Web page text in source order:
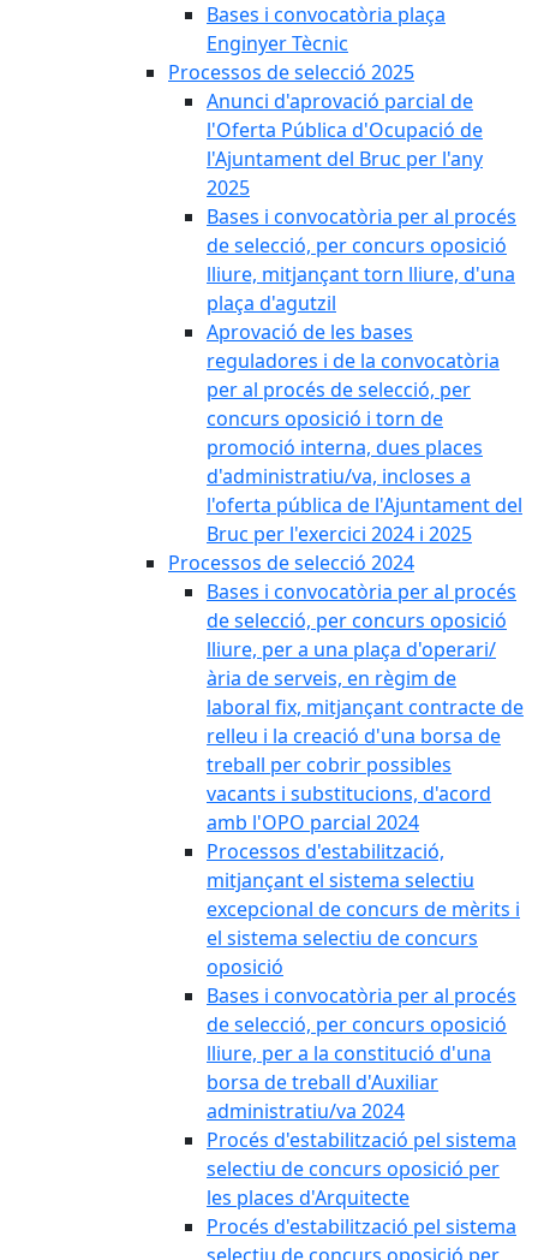
Bases i convocatòria plaça
Enginyer Tècnic
Processos de selecció 2025
Anunci d'aprovació parcial de
l'Oferta Pública d'Ocupació de
l'Ajuntament del Bruc per l'any
2025
Bases i convocatòria per al procés
de selecció, per concurs oposició
lliure, mitjançant torn lliure, d'una
plaça d'agutzil
Aprovació de les bases
reguladores i de la convocatòria
per al procés de selecció, per
concurs oposició i torn de
promoció interna, dues places
d'administratiu/va, incloses a
l'oferta pública de l'Ajuntament del
Bruc per l'exercici 2024 i 2025
Processos de selecció 2024
Bases i convocatòria per al procés
de selecció, per concurs oposició
lliure, per a una plaça d'operari/
ària de serveis, en règim de
laboral fix, mitjançant contracte de
relleu i la creació d'una borsa de
treball per cobrir possibles
vacants i substitucions, d'acord
amb l'OPO parcial 2024
Processos d'estabilització,
mitjançant el sistema selectiu
excepcional de concurs de mèrits i
el sistema selectiu de concurs
oposició
Bases i convocatòria per al procés
de selecció, per concurs oposició
lliure, per a la constitució d'una
borsa de treball d'Auxiliar
administratiu/va 2024
Procés d'estabilització pel sistema
selectiu de concurs oposició per
les places d'Arquitecte
Procés d'estabilització pel sistema